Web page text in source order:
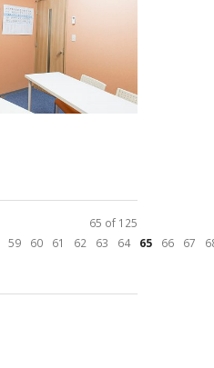
65 of 125
59 60 61 62 63 64 65 66 67